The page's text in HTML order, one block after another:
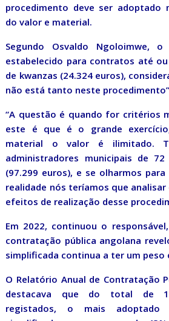
procedimento deve ser adoptado
do valor e material.
Segundo Osvaldo Ngoloimwe,
estabelecido para contratos até
de kwanzas (24.324 euros),
não está tanto neste
“A questão é quando for critérios
este é que é o grande
material o valor é ilimitado.
administradores municipais de
(97.299 euros), e se olharmos
realidade nós teríamos que
efeitos de realização desse
Em 2022, continuou o
contratação pública angolana
simplificada continua a ter um peso
O Relatório Anual de Contratação
destacava que do total de
registados, o mais